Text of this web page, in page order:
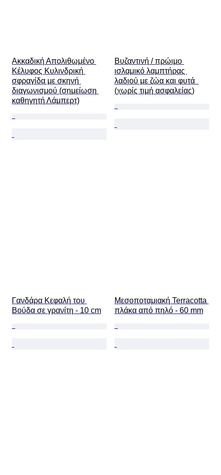
Ακκαδική Απολιθωμένο
Κέλυφος Κυλινδρική
σφραγίδα με σκηνή
διαγωνισμού (σημείωση
καθηγητή Λάμπερτ)
Βυζαντινή / πρώιμο
ισλαμικό λαμπτήρας
λαδιού με ζώα και φυτά
(χωρίς τιμή ασφαλείας)
Γανδάρα Κεφαλή του
Βούδα σε γρανίτη - 10 cm
Μεσοποταμιακή Terracotta
πλάκα από πηλό - 60 mm